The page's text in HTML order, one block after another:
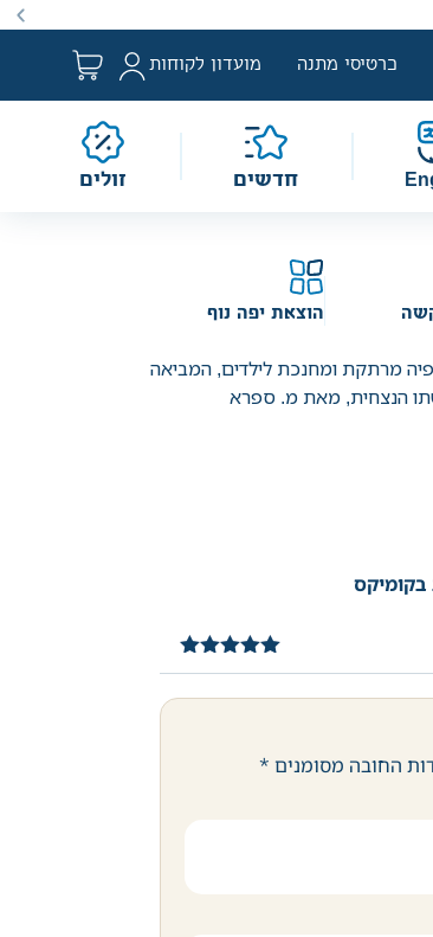
הגדרת החוק. מבצעים מתקיימים מעת לעת לתקופה
כרטיסי מתנה מועדון לקוחות
חדשים זולים
הוצאת יפה נוף
מרתקת ומחנכת לילדים, המביאה
הנצחית, מאת מ. ספרא
בקומיקס
דורג5מתוך
החובה מסומנים *